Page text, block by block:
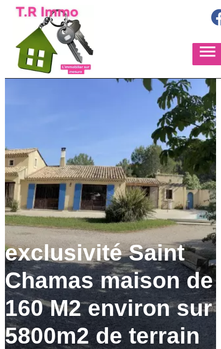
exclusivité Saint
Chamas maison de
160 M2 environ sur
5800m2 de terrain